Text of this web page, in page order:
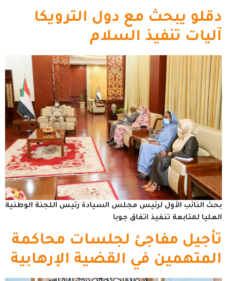
دقلو يبحث مع دول الترويكا
آليات تنفيذ السلام
بحث النائب الأول لرئيس مجلس السيادة رئيس اللجنة الوطنية
العليا لمتابعة تنفيذ اتفاق جوبا
تأجيل مفاجئ لجلسات محاكمة
المتهمين في القضية الإرهابية